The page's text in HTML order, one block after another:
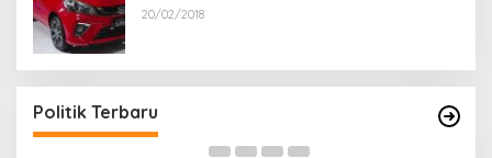
20/02/2018
Politik Terbaru
Besar Bangkitkan Golkar Bangka Selatan
Di Bangka Selatan, Politik